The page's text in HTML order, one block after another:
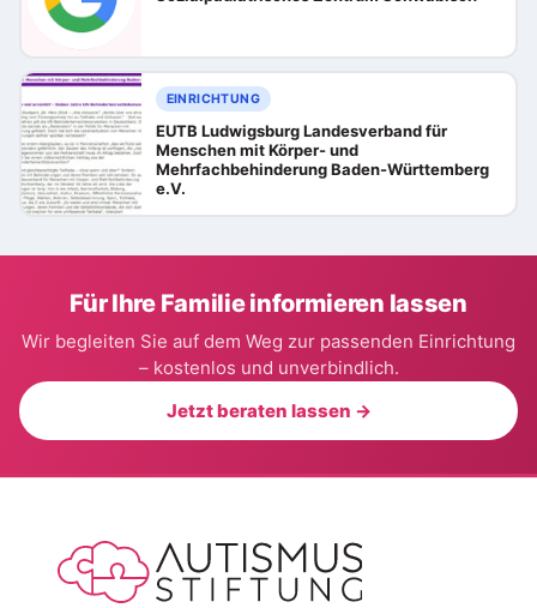
EINRICHTUNG
EUTB Ludwigsburg Landesverband für
Menschen mit Körper- und
Mehrfachbehinderung Baden-Württemberg
e.V.
Für Ihre Familie informieren lassen
Wir begleiten Sie auf dem Weg zur passenden Einrichtung
– kostenlos und unverbindlich.
Jetzt beraten lassen →